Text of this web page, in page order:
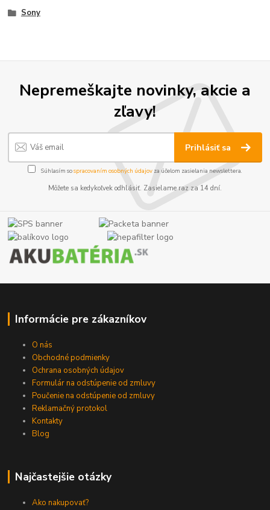
Sony
Nepremeškajte novinky, akcie a
zľavy!
Prihlásiť sa
Súhlasím sospracovaním osobných údajov za účelom zasielania newslettera.
Môžete sa kedykoľvek odhlásiť. Zasielame raz za 14 dní.
Informácie pre zákazníkov
O nás
Obchodné podmienky
Ochrana osobných údajov
Formulár na odstúpenie od zmluvy
Poučenie na odstúpenie od zmluvy
Reklamačný protokol
Kontakty
Blog
Najčastejšie otázky
Ako nakupovať?